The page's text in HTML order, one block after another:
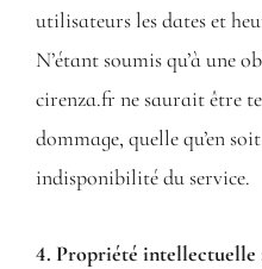
utilisateurs les dates et
N’étant soumis qu’à une
cirenza.fr ne saurait être
dommage, quelle qu’en
indisponibilité du service.
4. Propriété intellectuelle